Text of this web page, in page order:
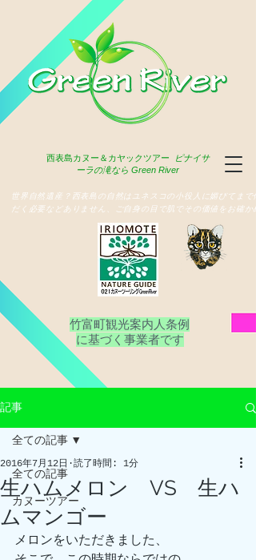
西表島カヌー＆カヤックツアー
ピナイサ
ーラの滝なら Green River
竹富町観光案内人条例
​に基づく事業者です
世界自然遺産？西表島の自然はユネスコの小役人に媚びてまで
だく必要などありません、ご自身の目で肌でその価値をお確か
記事
全ての記事
カヌーツアー
全ての記事
生ハムメロン VS 生ハ
ムマンゴー
2016年7月12日 読了時間: 1分
メロンをいただきました、